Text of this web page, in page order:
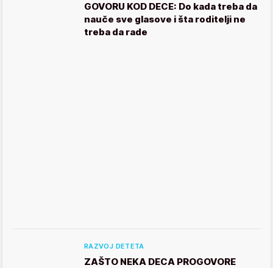
GOVORU KOD DECE: Do kada treba da
nauče sve glasove i šta roditelji ne
treba da rade
RAZVOJ DETETA
ZAŠTO NEKA DECA PROGOVORE